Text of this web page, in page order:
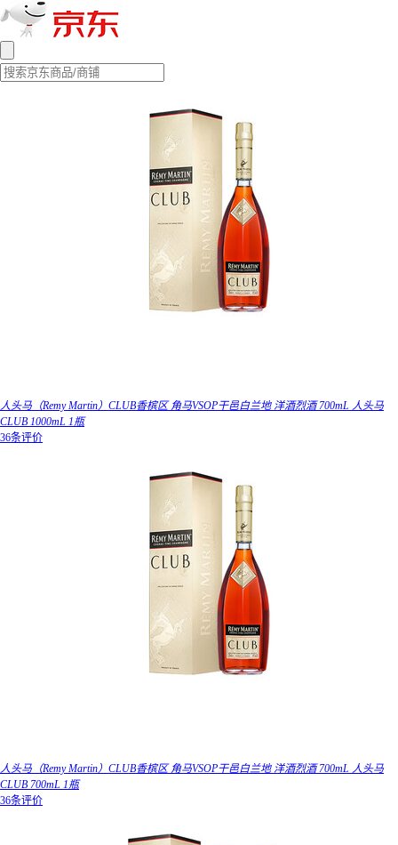
人头马（Remy Martin）CLUB香槟区 角马VSOP干邑白兰地 洋酒烈酒 700mL 人头马
CLUB 1000mL 1瓶
36条评价
人头马（Remy Martin）CLUB香槟区 角马VSOP干邑白兰地 洋酒烈酒 700mL 人头马
CLUB 700mL 1瓶
36条评价